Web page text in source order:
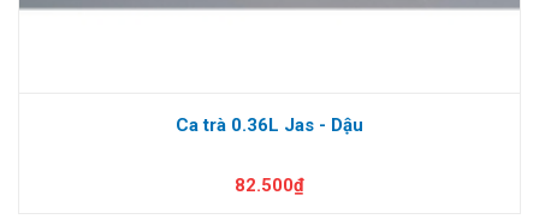
Ca trà 0.36L Jas - Dậu
82.500₫